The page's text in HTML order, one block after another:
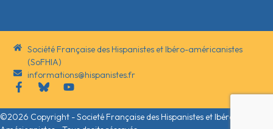
Société Française des Hispanistes et Ibéro-américanistes
(SoFHIA)
informations@hispanistes.fr
©2026 Copyright - Societé Française des Hispanistes et Ibéro-